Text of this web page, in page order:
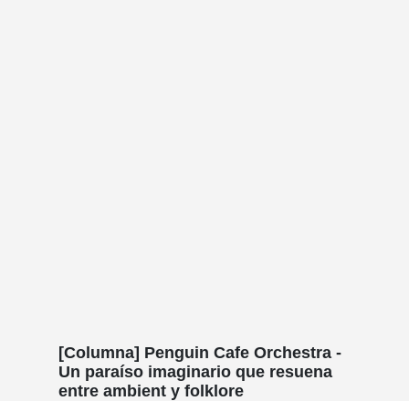
[Columna] Penguin Cafe Orchestra -
Un paraíso imaginario que resuena
entre ambient y folklore